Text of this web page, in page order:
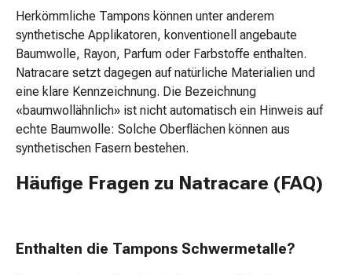
&
Kuren
Bürsten
&
Kämme
Tönungen
&
Färbungen
Haarstyling
Haaröl
Trockenshampoo
Herkömmliche Tampons können unter anderem
synthetische Applikatoren, konventionell angebaute
Baumwolle, Rayon, Parfum oder Farbstoffe enthalten.
Natracare setzt dagegen auf natürliche Materialien und
eine klare Kennzeichnung. Die Bezeichnung
«baumwollähnlich» ist nicht automatisch ein Hinweis auf
echte Baumwolle: Solche Oberflächen können aus
synthetischen Fasern bestehen.
Häufige Fragen zu Natracare (FAQ)
Enthalten die Tampons Schwermetalle?